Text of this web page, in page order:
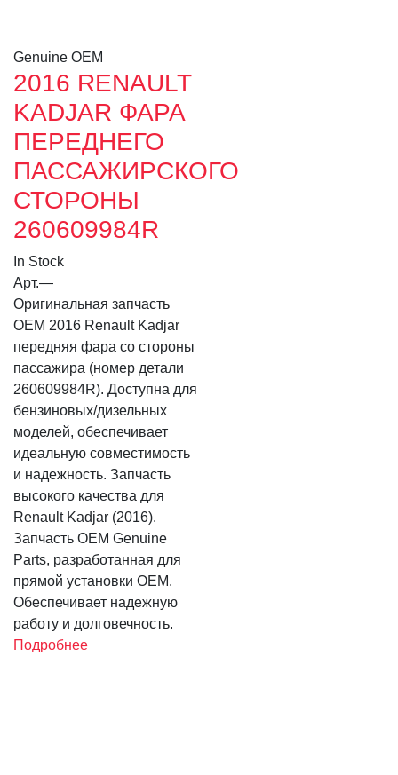
Genuine OEM
2016 RENAULT
KADJAR ФАРА
ПЕРЕДНЕГО
ПАССАЖИРСКОГО
СТОРОНЫ
260609984R
In Stock
Арт.—
Оригинальная запчасть
OEM 2016 Renault Kadjar
передняя фара со стороны
пассажира (номер детали
260609984R). Доступна для
бензиновых/дизельных
моделей, обеспечивает
идеальную совместимость
и надежность. Запчасть
высокого качества для
Renault Kadjar (2016).
Запчасть OEM Genuine
Parts, разработанная для
прямой установки OEM.
Обеспечивает надежную
работу и долговечность.
Подробнее